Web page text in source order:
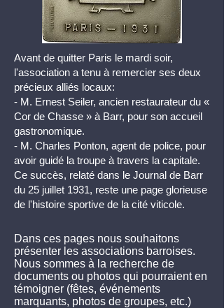
Avant de quitter Paris le mardi soir,
l'association a tenu à remercier ses deux
précieux alliés locaux:
- M. Ernest Seiler, ancien restaurateur du «
Cor de Chasse » à Barr, pour son accueil
gastronomique.
- M. Charles Ponton, agent de police, pour
avoir guidé la troupe à travers la capitale.
Ce succès, relaté dans le Journal de Barr
du 25 juillet 1931, reste une page glorieuse
de l'histoire sportive de la cité viticole.
Dans ces pages nous souhaitons
présenter les associations barroises.
Nous sommes à la recherche de
documents ou photos qui pourraient en
témoigner (fêtes, événements
marquants, photos de groupes, etc.)